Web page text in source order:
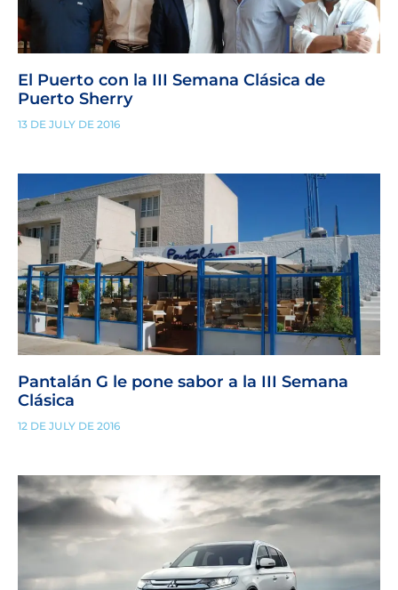
El Puerto con la III Semana Clásica de
Puerto Sherry
13 DE JULY DE 2016
Pantalán G le pone sabor a la III Semana
Clásica
12 DE JULY DE 2016